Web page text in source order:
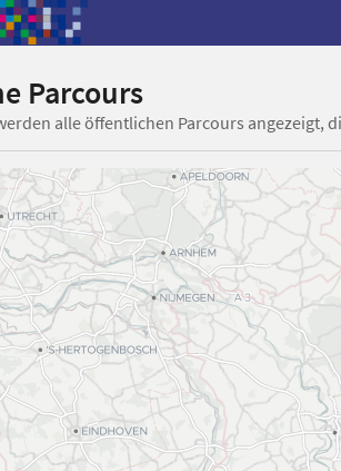
Parcours
alle öffentlichen Parcours angezeigt,